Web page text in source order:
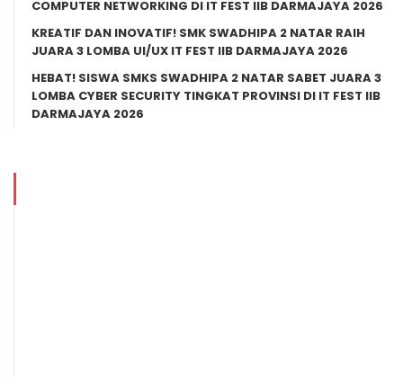
COMPUTER NETWORKING DI IT FEST IIB DARMAJAYA 2026
KREATIF DAN INOVATIF! SMK SWADHIPA 2 NATAR RAIH
JUARA 3 LOMBA UI/UX IT FEST IIB DARMAJAYA 2026
HEBAT! SISWA SMKS SWADHIPA 2 NATAR SABET JUARA 3
LOMBA CYBER SECURITY TINGKAT PROVINSI DI IT FEST IIB
DARMAJAYA 2026